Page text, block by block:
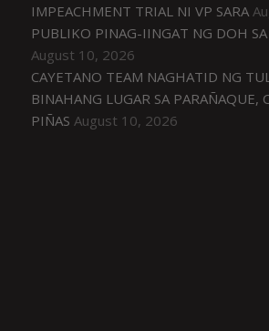
IMPEACHMENT TRIAL NI VP SARA
PUBLIKO PINAG-IINGAT NG DOH
August 10, 2026
CAYETANO TEAM NAGHATID NG
BINAHANG LUGAR SA PARAÑAQUE,
PIÑAS August 10, 2026